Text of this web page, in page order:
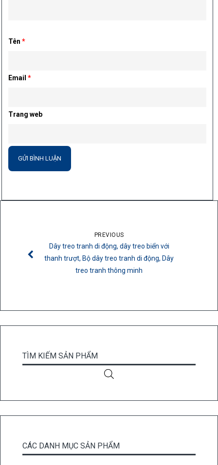
Tên*
Email*
Trang web
PREVIOUS
Dây treo tranh di động, dây treo biển với
thanh trượt, Bộ dây treo tranh di động, Dây
treo tranh thông minh
TÌM KIẾM SẢN PHẨM
CÁC DANH MỤC SẢN PHẨM